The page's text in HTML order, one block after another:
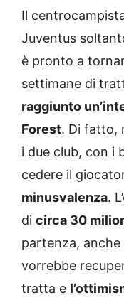
Il
Juventus
è pronto a
settimane di
raggiunto
Forest. Di fatto,
i due club, con i
cedere il
minusvalenza.
di circa 30
partenza, anche
vorrebbe
tratta e